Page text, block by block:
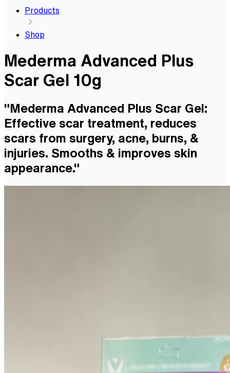
Products
Shop
Mederma Advanced Plus
Scar Gel 10g
"Mederma Advanced Plus Scar Gel:
Effective scar treatment, reduces
scars from surgery, acne, burns, &
injuries. Smooths & improves skin
appearance."